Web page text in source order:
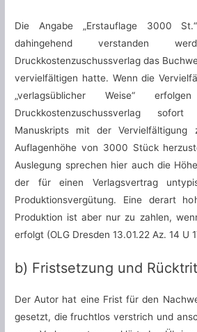
Die Angabe „Erstauflage 3000
dahingehend verstanden
Druckkostenzuschussverlag das
vervielfältigen hatte. Wenn die
„verlagsüblicher Weise“
Druckkostenzuschussverlag
Manuskripts mit der
Auflagenhöhe von 3000 Stück
Auslegung sprechen hier auch die
der für einen Verlagsvertrag
Produktionsvergütung. Eine derart
Produktion ist aber nur zu zahlen,
erfolgt (OLG Dresden 13.01.22 Az. 14 U
b) Fristsetzung und
Der Autor hat eine Frist für den
gesetzt, die fruchtlos verstrich und